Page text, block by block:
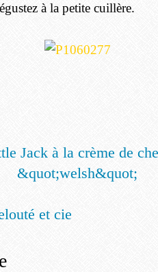
à la petite cuillère.
et cie